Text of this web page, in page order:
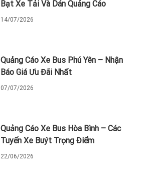
Bạt Xe Tải Và Dán Quảng Cáo
14/07/2026
Quảng Cáo Xe Bus Phú Yên – Nhận
Báo Giá Ưu Đãi Nhất
07/07/2026
Quảng Cáo Xe Bus Hòa Bình – Các
Tuyến Xe Buýt Trọng Điểm
22/06/2026